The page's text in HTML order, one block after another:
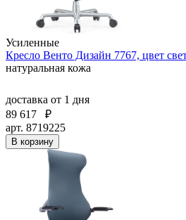
Усиленные
Кресло Венто Дизайн 7767, цвет
натуральная кожа
доставка от 1 дня
89 617
₽
арт. 8719225
В корзину